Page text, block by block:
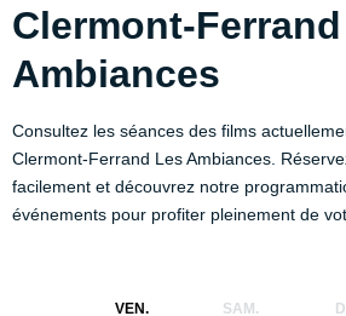
Clermont-
Ambiances
Consultez les séances des films
Clermont-Ferrand Les Ambiances.
facilement et découvrez notre
événements pour profiter pleinement de
VEN. SAM.